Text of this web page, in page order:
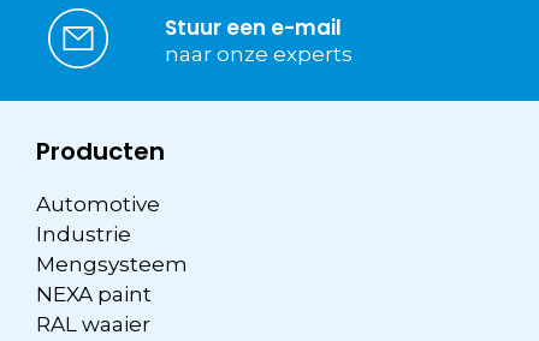
Stuur een e-mail
naar onze experts
Producten
Automotive
Industrie
Mengsysteem
NEXA paint
RAL waaier